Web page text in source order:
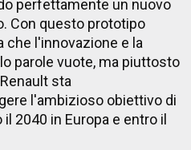
perfettamente un nuovo
Con questo prototipo
che l'innovazione e la
parole vuote, ma piuttosto
sta
l'ambizioso obiettivo di
2040 in Europa e entro il